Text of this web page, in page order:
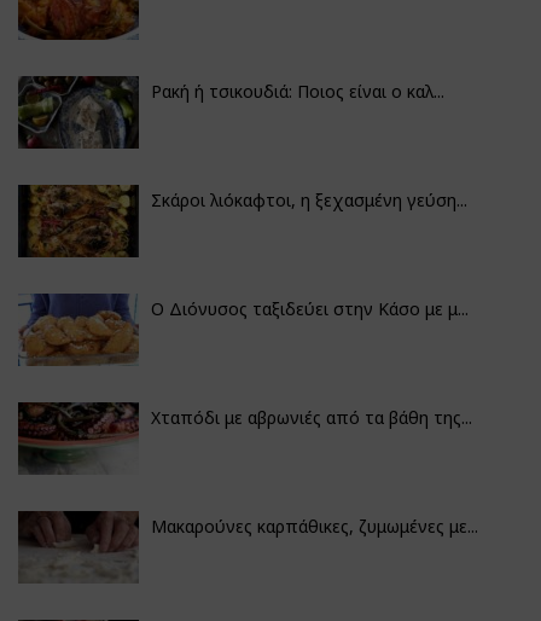
Ρακή ή τσικουδιά: Ποιος είναι ο καλ...
Σκάροι λιόκαφτοι, η ξεχασμένη γεύση...
Ο Διόνυσος ταξιδεύει στην Κάσο με μ...
Χταπόδι με αβρωνιές από τα βάθη της...
Μακαρούνες καρπάθικες, ζυμωμένες με...